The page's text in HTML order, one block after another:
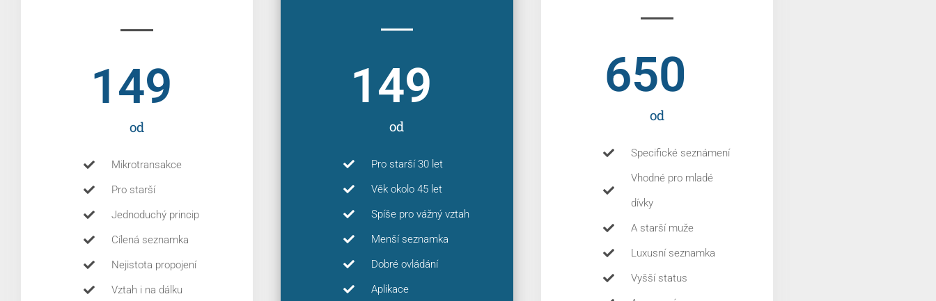
od
149
Mikrotransakce
Pro starší
Jednoduchý princip
Cílená seznamka
Nejistota propojení
Vztah i na dálku
od
149
Pro starší 30 let
Věk okolo 45 let
Spíše pro vážný vztah
Menší seznamka
Dobré ovládání
Aplikace
od
650
Specifické seznámení
Vhodné pro mladé
dívky
A starší muže
Luxusní seznamka
Vyšší status